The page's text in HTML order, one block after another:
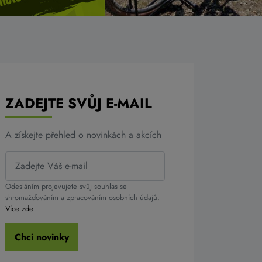
ZADEJTE SVŮJ E-MAIL
A získejte přehled o novinkách a akcích
Odesláním projevujete svůj souhlas se
shromažďováním a zpracováním osobních údajů.
Více zde
Chci novinky